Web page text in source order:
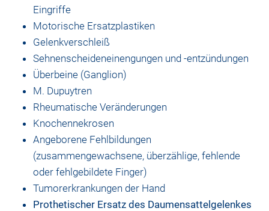
Eingriffe
Motorische Ersatzplastiken
Gelenkverschleiß
Sehnenscheideneinengungen und -entzündungen
Überbeine (Ganglion)
M. Dupuytren
Rheumatische Veränderungen
Knochennekrosen
Angeborene Fehlbildungen
(zusammengewachsene, überzählige, fehlende
oder fehlgebildete Finger)
Tumorerkrankungen der Hand
Prothetischer Ersatz des Daumensattelgelenkes